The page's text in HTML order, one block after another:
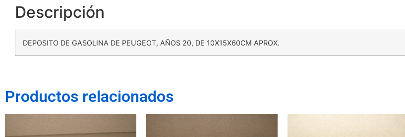
Descripción
DEPOSITO DE GASOLINA DE PEUGEOT, AÑOS 20, DE 10X15X60CM APROX.
Productos relacionados